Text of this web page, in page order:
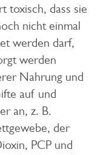
toxisch, dass sie
nicht einmal
werden darf,
werden
Nahrung und
auf und
an, z. B.
der
PCP und